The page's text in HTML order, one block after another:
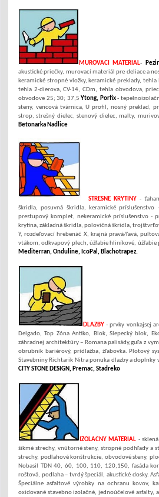
MUROVACI MATERIAL-
akustické priečky, murovací materiál pre deliace a
keramické stropné vložky, keramické preklady,
tehla 2-dierova, CV-14, CDm, tehla obvodova,
obvodove 25; 30; 37,5 Ytong, Porfix-
steny, vencová tvárnica, U profil, nosný preklad,
strop, strešný dielec, stenový dielec, malty,
Betonarka Nadlice
STRESNE KRYTINY -
škridla, posuvná škridla, keramické
prestupový komplet, nekeramické príslušenstvo -
krytina, základná škridla, polovičná škridla,
Y, rozdeľovací hrebenáč X, krajná pravá/ľavá,
vtákom, odkvapový plech, úžľabie hliníkové, úžľabie
Mediterran, Onduline, IcoPal, Blachotrapez.
DLAZBY - prvky vonkajsej
Delgado, Top Zóna Antiko, Blok, Slepecký blok,
záhradnej architektúry – Romana palisády,guľa z
obrubník bariérový, prídlažba, žľabovka. Plotový
Stavebniny Richtarik Nitra ponuka dlazby a doplnky
CITY STONE DESIGN, Premac, Stadreko
IZOLACNY MATERIAL -
šikmé strechy, vnútorné steny, stropné podhľady a
strechy, podlahové konštrukcie, obvodové steny,
Nobasil TDN 40, 60, 100, 110, 120,150, fasáda
roštová, podlaha – tvrdý špeciál, akustické dosky.
Špeciálne asfaltové výrobky na ochranu kovov,
oxidované stavebno izolačné, jednoúčelové asfalty,